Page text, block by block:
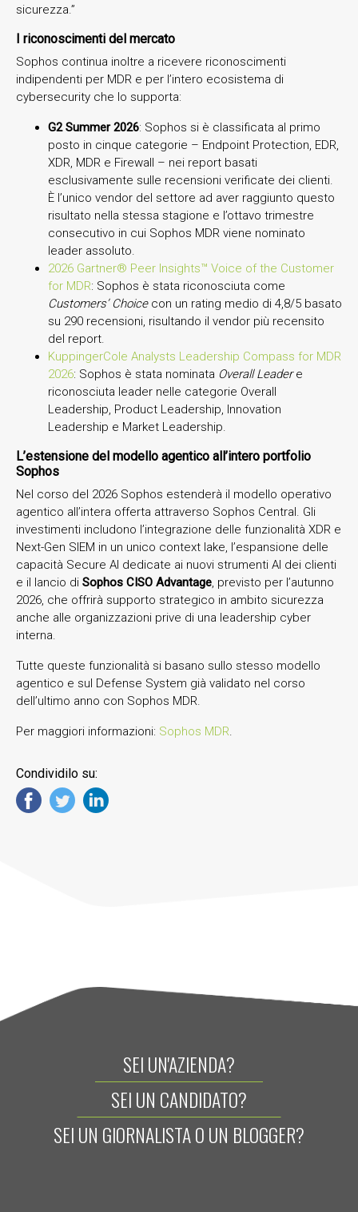
sicurezza.”
I riconoscimenti del mercato
Sophos continua inoltre a ricevere riconoscimenti
indipendenti per MDR e per l’intero ecosistema di
cybersecurity che lo supporta:
G2 Summer 2026: Sophos si è classificata al primo
posto in cinque categorie – Endpoint Protection, EDR,
XDR, MDR e Firewall – nei report basati
esclusivamente sulle recensioni verificate dei clienti.
È l’unico vendor del settore ad aver raggiunto questo
risultato nella stessa stagione e l’ottavo trimestre
consecutivo in cui Sophos MDR viene nominato
leader assoluto.
2026 Gartner® Peer Insights™ Voice of the Customer
for MDR: Sophos è stata riconosciuta come
Customers’ Choicecon un rating medio di 4,8/5 basato
su 290 recensioni, risultando il vendor più recensito
del report.
KuppingerCole Analysts Leadership Compass for MDR
2026: Sophos è stata nominata Overall Leadere
riconosciuta leader nelle categorie Overall
Leadership, Product Leadership, Innovation
Leadership e Market Leadership.
L’estensione del modello agentico all’intero portfolio
Sophos
Nel corso del 2026 Sophos estenderà il modello operativo
agentico all’intera offerta attraverso Sophos Central. Gli
investimenti includono l’integrazione delle funzionalità XDR e
Next-Gen SIEM in un unico context lake, l’espansione delle
capacità Secure AI dedicate ai nuovi strumenti AI dei clienti
e il lancio di Sophos CISO Advantage, previsto per l’autunno
2026, che offrirà supporto strategico in ambito sicurezza
anche alle organizzazioni prive di una leadership cyber
interna.
Tutte queste funzionalità si basano sullo stesso modello
agentico e sul Defense System già validato nel corso
dell’ultimo anno con Sophos MDR.
Per maggiori informazioni: Sophos MDR.
Condividilo su:
SEI UN'AZIENDA?
SEI UN CANDIDATO?
SEI UN GIORNALISTA O UN BLOGGER?